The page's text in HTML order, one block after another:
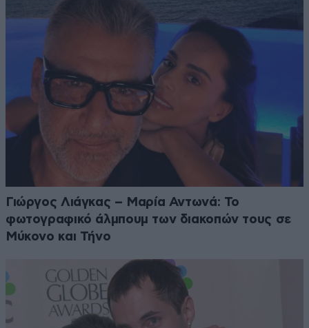
Γιώργος Λιάγκας – Μαρία Αντωνά: Το
φωτογραφικό άλμπουμ των διακοπών τους σε
Μύκονο και Τήνο